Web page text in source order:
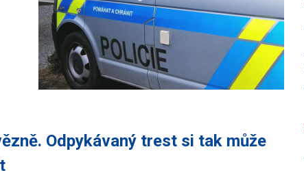
Odpykávaný trest si tak může